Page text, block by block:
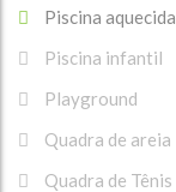
Piscina aquecida
Piscina infantil
Playground
Quadra de areia
Quadra de Tênis